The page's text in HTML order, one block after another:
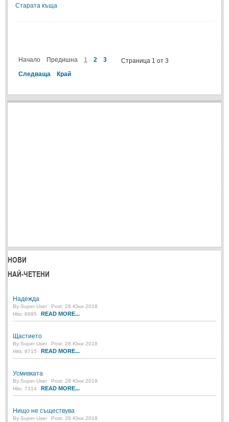
Надежда
Усмивката
Post: 28 Юни 2018
Непоискани съвети (31)
Старата къща
Страница 1 от 3
Начало Предишна 1 2
3
Следваща
Край
НОВИ
НАЙ-ЧЕТЕНИ
Надежда
By:Super User
Post: 28 Юни 2018
Hits: 6995
READ MORE...
Щастието
By:Super User
Post: 28 Юни 2018
Hits: 8715
READ MORE...
Усмивката
By:Super User
Post: 28 Юни 2018
Hits: 7314
READ MORE...
Нищо не съществува
By:Super User
Post: 28 Юни 2018